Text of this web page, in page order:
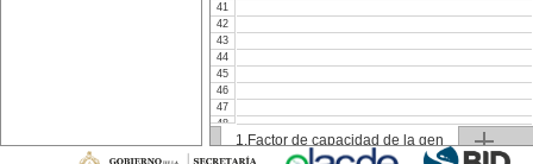
41
42
43
44
45
46
47
48
1.Factor de capacidad de la gen